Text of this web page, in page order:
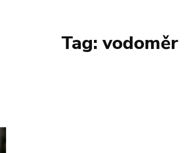
Tag:vodoměr